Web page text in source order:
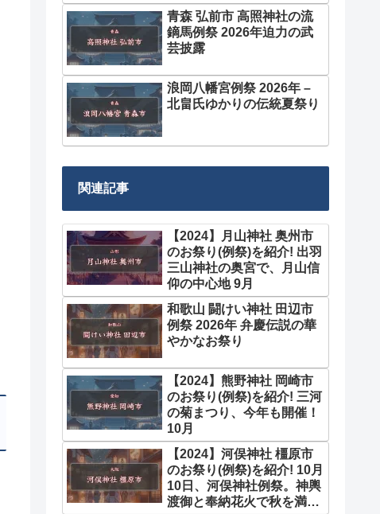
青森 弘前市 高照神社の流
鏑馬例祭 2026年迫力の武
芸披露
浪岡八幡宮例祭 2026年 –
北畠氏ゆかりの伝統夏祭り
関連記事
【2024】月山神社 奥州市
のお祭り(例祭)を紹介! 出羽
三山神社の奥宮で、月山信
仰の中心地 9月
和歌山 闘けい神社 田辺市
例祭 2026年 弁慶伝説の華
やかなお祭り
【2024】熊野神社 岡崎市
のお祭り(例祭)を紹介! 三河
の菊まつり、今年も開催！
10月
【2024】河俣神社 橿原市
のお祭り(例祭)を紹介! 10月
10日、河俣神社例祭。神輿
渡御と奉納花火で秋を満喫